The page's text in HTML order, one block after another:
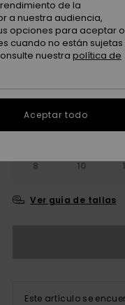
DOBLE PROMO -25%
ColorNebulas Blue
8 10
Ver guía de tallas
Este artículo se
de la
a nuestra audiencia,
opciones para aceptar o
cuando no están sujetas
nuestra política de
Aceptar todo